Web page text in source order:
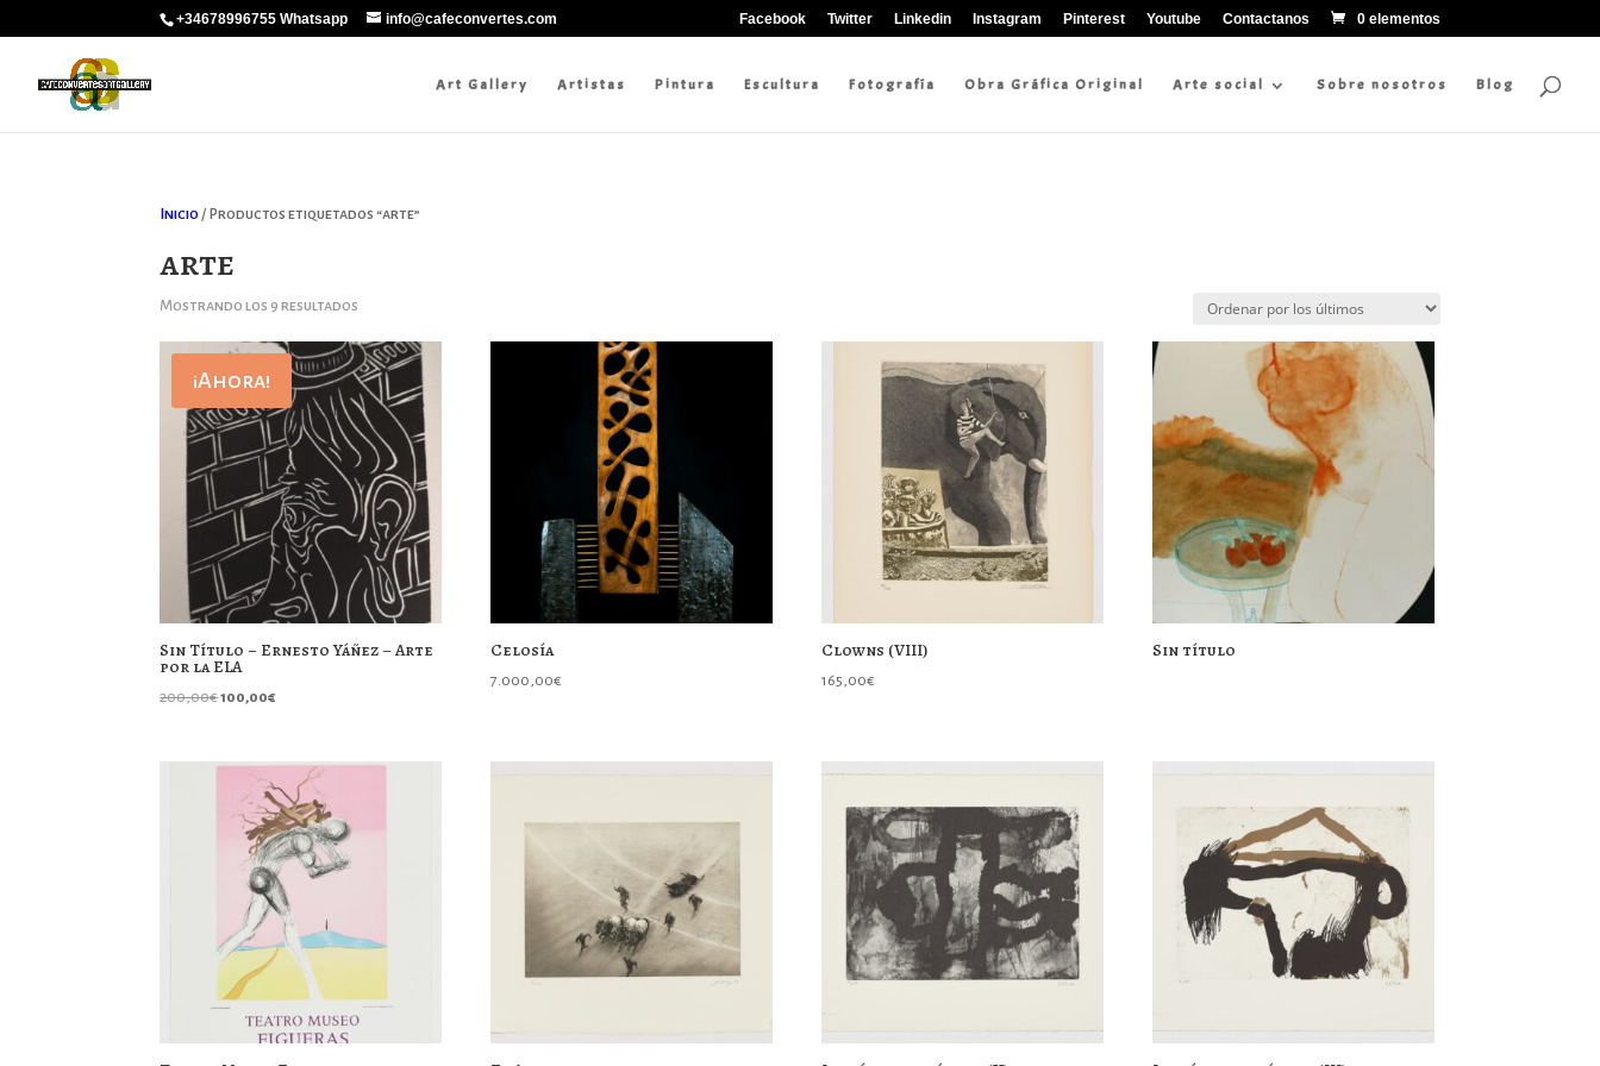
+34678996755 Whatsapp info@cafeconvertes.com Facebook Twitter Linkedin Instagram Pinterest Youtube Contactanos 0 elementos
Art Gallery Artistas Pintura Escultura Fotografía Obra Gráfica Original Arte social Sobre nosotros Blog
Inicio / Productos etiquetados “arte”
arte
Mostrando los 9 resultados
los
últimos
¡Ahora!
Sin Título – Ernesto Yáñez – Arte
por la ELA
200,00€El
200,00€.
100,00€El
100,00€.
Celosía
7.000,00€
Clowns (VIII)
165,00€
Sin título